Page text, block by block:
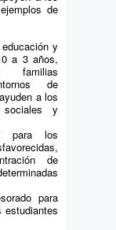
de
y
a 3 años,
familias
de
a los
y
para los
de
para
estudiantes